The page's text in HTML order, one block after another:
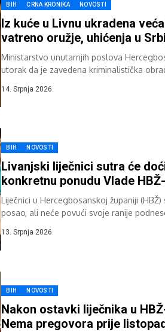
BIH CRNA KRONIKA NOVOSTI
Iz kuće u Livnu ukradena
vatreno oružje, uhićenja u
Ministarstvo unutarnjih poslova
utorak da je zavedena kriminalistička
14. Srpnja 2026.
BIH NOVOSTI
Livanjski liječnici sutra će
konkretnu ponudu Vlade
Liječnici u Hercegbosanskoj županiji
posao, ali neće povući svoje ranije
13. Srpnja 2026.
BIH NOVOSTI
Nakon ostavki liječnika u
Nema pregovora prije